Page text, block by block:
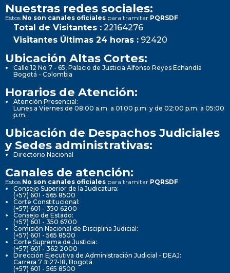
Nuestras redes sociales:
Estos No son canales oficiales para tramitar PQRSDF
Total de Visitantes : 22164276
Visitantes Últimas 24 horas : 92420
Ubicación Altas Cortes:
Calle 12 No 7 - 65, Palacio de Justicia Alfonso Reyes Echandía
Bogotá - Colombia
Horarios de Atención:
Atención Presencial:
Lunes a Viernes de 08:00 a.m. a 01:00 p.m. y de 02:00 p.m. a 05:00
p.m.
Ubicación de Despachos Judiciales
y Sedes administrativas:
Directorio Nacional
Canales de atención:
Estos No son canales oficiales para tramitar PQRSDF
Consejo Superior de la Judicatura:
(+57) 601 - 565 8500
Corte Constitucional:
(+57) 601 - 350 6200
Consejo de Estado:
(+57) 601 - 350 6700
Comisión Nacional de Disciplina Judicial:
(+57) 601 - 565 8500
Corte Suprema de Justicia:
(+57) 601 - 362 2000
Dirección Ejecutiva de Administración Judicial - DEAJ:
Carrera 7 # 27-18, Bogotá
(+57) 601 - 565 8500